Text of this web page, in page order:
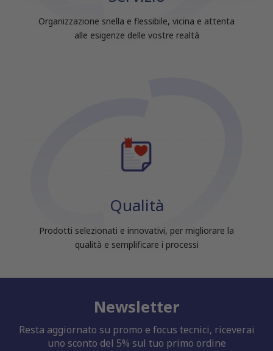
raccolto dal tuo utilizzo dei loro servizi.
Organizzazione snella e flessibile, vicina e attenta
alle esigenze delle vostre realtà
Qualità
Prodotti selezionati e innovativi, per migliorare la
qualità e semplificare i processi
Newsletter
Resta aggiornato su promo e focus tecnici, riceverai
uno sconto del 5% sul tuo primo ordine